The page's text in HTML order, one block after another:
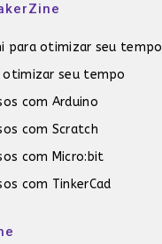
para otimizar seu tempo
otimizar seu tempo
com Arduino
com Scratch
com Micro:bit
com TinkerCad